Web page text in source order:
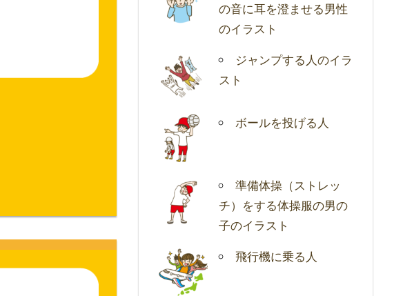
の音に耳を澄ませる男性
のイラスト
ジャンプする人のイラ
スト
ボールを投げる人
準備体操（ストレッ
チ）をする体操服の男の
子のイラスト
飛行機に乗る人